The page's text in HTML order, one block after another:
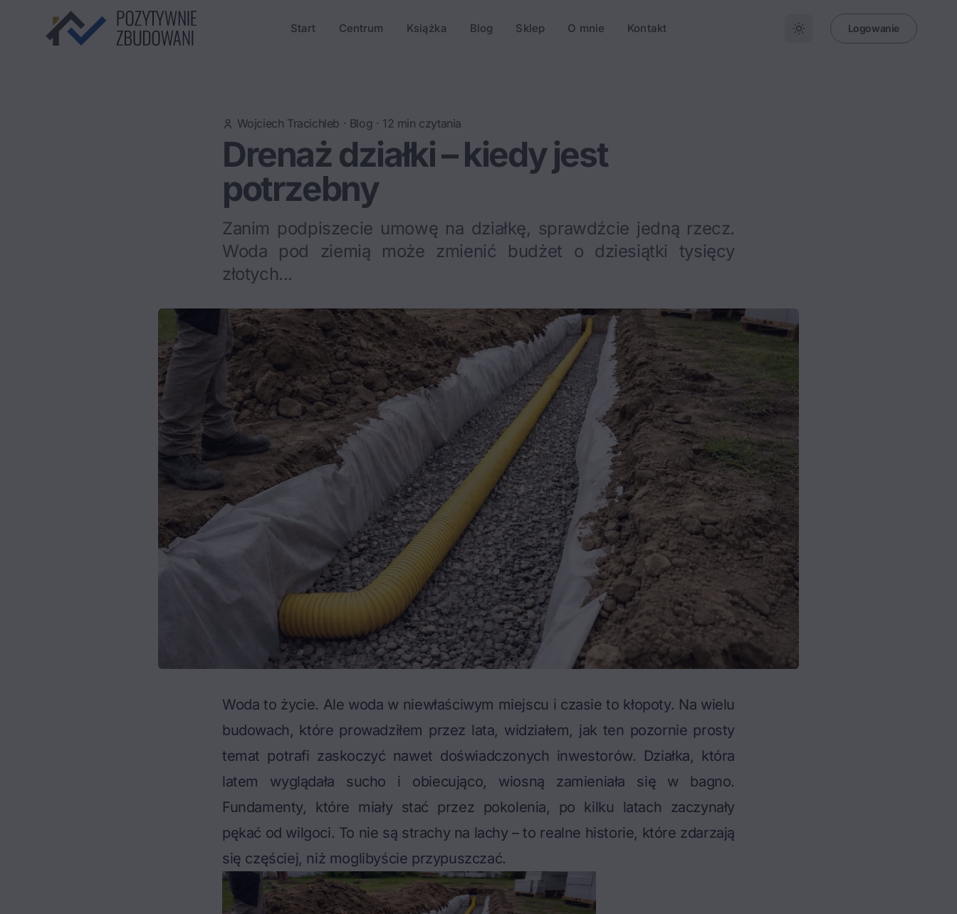
Start Centrum Książka Blog Sklep O mnie Kontakt Logowanie
Wojciech Tracichleb · Blog · 12 min czytania
Drenaż działki – kiedy jest
potrzebny
Zanim podpiszecie umowę na działkę, sprawdźcie jedną rzecz.
Woda pod ziemią może zmienić budżet o dziesiątki tysięcy
złotych...
Woda to życie. Ale woda w niewłaściwym miejscu i czasie to kłopoty. Na wielu
budowach, które prowadziłem przez lata, widziałem, jak ten pozornie prosty
temat potrafi zaskoczyć nawet doświadczonych inwestorów. Działka, która
latem wyglądała sucho i obiecująco, wiosną zamieniała się w bagno.
Fundamenty, które miały stać przez pokolenia, po kilku latach zaczynały
pękać od wilgoci. To nie są strachy na lachy – to realne historie, które zdarzają
się częściej, niż moglibyście przypuszczać.